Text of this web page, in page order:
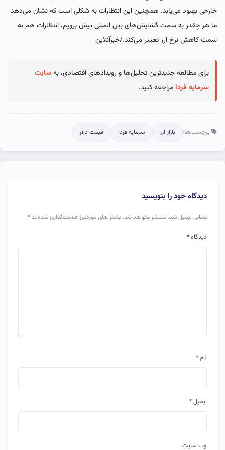
خارجی بهبود می‌یابد. همچنین این انتظارات به شکلی است که نشان می‌دهد
ما هر چقدر به سمت گشایش‌های بین المللی پیش برویم، انتظارات هم به
سمت کاهش نرخ ارز تغییر می‌کند./خبرآنلاین
برای مطالعه جدیدترین تحلیل‌ها و رویدادهای اقتصادی، بهسایت
سرمایه فردا مراجعه کنید.
برچسب‌ها: بازار ارز سرمایه فردا قیمت دلار
دیدگاه خود را بنویسید
نشانی ایمیل شما منتشر نخواهد شد. بخش‌های موردنیاز علامت‌گذاری شده‌اند*
دیدگاه*
نام*
ایمیل*
وب‌ سایت